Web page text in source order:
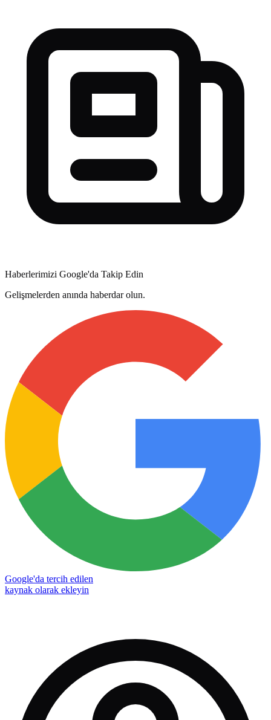
Haberlerimizi Google'da Takip Edin
Gelişmelerden anında haberdar olun.
Google'da tercih edilen
kaynak olarak ekleyin